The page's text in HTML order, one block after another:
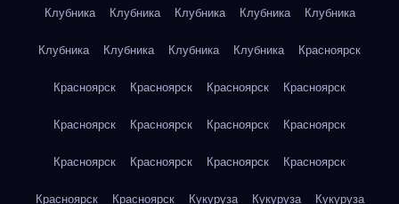
Клубника Клубника Клубника Клубника Клубника
Клубника Клубника Клубника Клубника Красноярск
Красноярск Красноярск Красноярск Красноярск
Красноярск Красноярск Красноярск Красноярск
Красноярск Красноярск Красноярск Красноярск
Красноярск Красноярск Кукуруза Кукуруза Кукуруза